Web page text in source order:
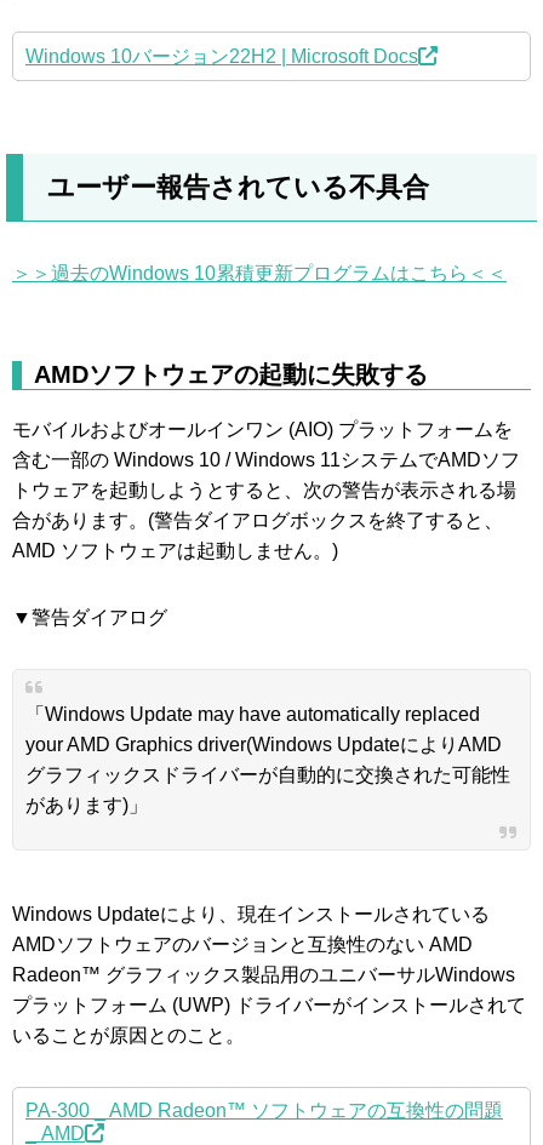
Windows 10バージョン22H2 | Microsoft Docs
ユーザー報告されている不具合
＞＞過去のWindows 10累積更新プログラムはこちら＜＜
AMDソフトウェアの起動に失敗する
モバイルおよびオールインワン (AIO) プラットフォームを
含む一部の Windows 10 / Windows 11システムでAMDソフ
トウェアを起動しようとすると、次の警告が表示される場
合があります。(警告ダイアログボックスを終了すると、
AMD ソフトウェアは起動しません。)
▼警告ダイアログ
「Windows Update may have automatically replaced
your AMD Graphics driver(Windows UpdateによりAMD
グラフィックスドライバーが自動的に交換された可能性
があります)」
Windows Updateにより、現在インストールされている
AMDソフトウェアのバージョンと互換性のない AMD
Radeon™ グラフィックス製品用のユニバーサルWindows
プラットフォーム (UWP) ドライバーがインストールされて
いることが原因とのこと。
PA-300 _ AMD Radeon™ ソフトウェアの互換性の問題
_ AMD